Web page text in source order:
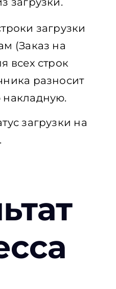
загрузки
(Заказ на
всех строк
разносит
накладную.
загрузки на